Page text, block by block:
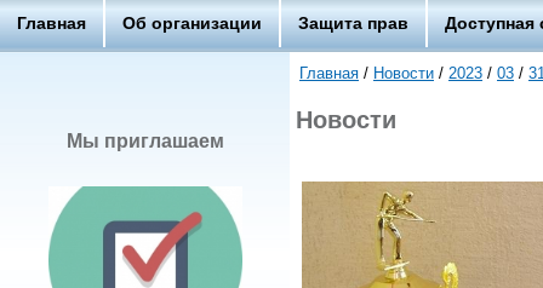
Главная Об организации Защита прав Доступная
Мы приглашаем
Главная / Новости / 2023 / 03 /
Новости